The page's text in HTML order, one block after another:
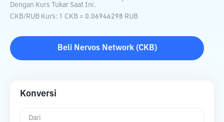
Dengan Kurs Tukar Saat Ini.
CKB/RUB Kurs: 1 CKB = 0.06946298 RUB
Beli Nervos Network(CKB)
Konversi
Dari